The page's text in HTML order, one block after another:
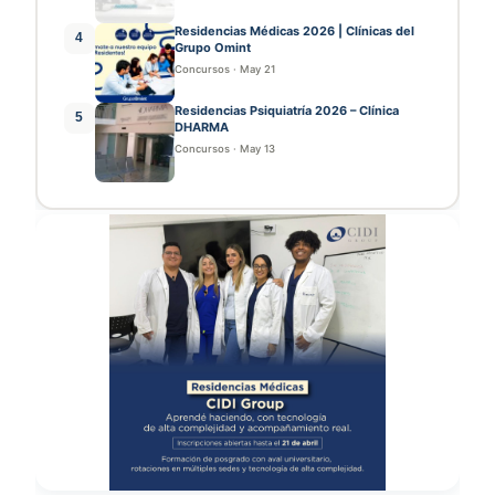
4
Residencias Médicas 2026 | Clínicas del
Grupo Omint
Concursos · May 21
5
Residencias Psiquiatría 2026 – Clínica
DHARMA
Concursos · May 13